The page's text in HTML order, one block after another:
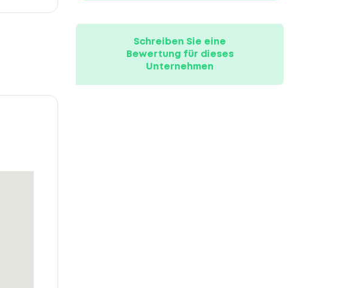
Schreiben Sie eine
Bewertung für dieses
Unternehmen